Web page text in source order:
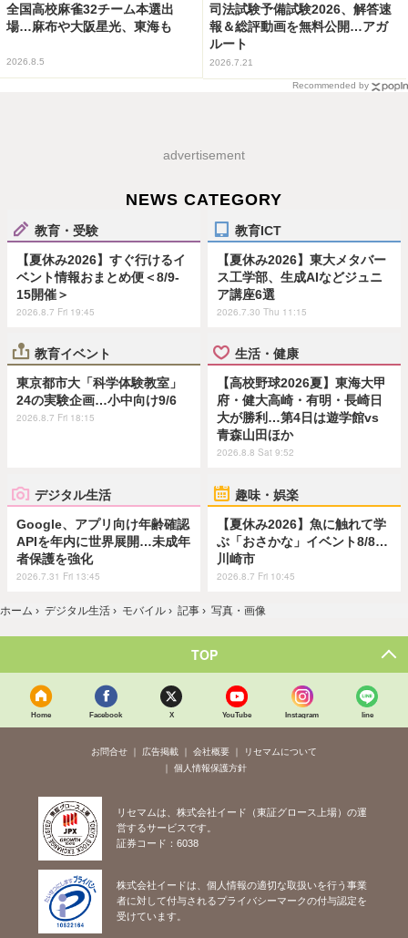
全国高校麻雀32チーム本選出
場…麻布や大阪星光、東海も
2026.8.5
司法試験予備試験2026、解答速
報＆総評動画を無料公開…アガ
ルート
2026.7.21
Recommended by
advertisement
NEWS CATEGORY
教育・受験
【夏休み2026】すぐ行けるイ
ベント情報おまとめ便＜8/9-
15開催＞
2026.8.7 Fri 19:45
教育ICT
【夏休み2026】東大メタバー
ス工学部、生成AIなどジュニ
ア講座6選
2026.7.30 Thu 11:15
教育イベント
東京都市大「科学体験教室」
24の実験企画…小中向け9/6
2026.8.7 Fri 18:15
生活・健康
【高校野球2026夏】東海大甲
府・健大高崎・有明・長崎日
大が勝利…第4日は遊学館vs
青森山田ほか
2026.8.8 Sat 9:52
デジタル生活
Google、アプリ向け年齢確認
APIを年内に世界展開…未成年
者保護を強化
2026.7.31 Fri 13:45
趣味・娯楽
【夏休み2026】魚に触れて学
ぶ「おさかな」イベント8/8…
川崎市
2026.8.7 Fri 10:45
ホーム › デジタル生活 › モバイル › 記事 › 写真・画像
TOP
Home Facebook X YouTube Instagram line
お問合せ 広告掲載 会社概要
リセマムについて
個人情報保護方針
リセマムは、株式会社イード（東証グロース上場）の運
営するサービスです。
証券コード：6038
株式会社イードは、個人情報の適切な取扱いを行う事業
者に対して付与されるプライバシーマークの付与認定を
受けています。